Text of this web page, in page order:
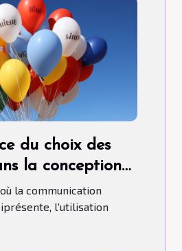
du choix des
la conception
la communication
l'utilisation